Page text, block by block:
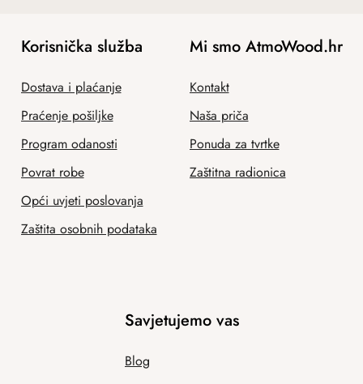
Korisnička služba
Dostava i plaćanje
Praćenje pošiljke
Program odanosti
Povrat robe
Opći uvjeti poslovanja
Zaštita osobnih podataka
Mi smo AtmoWood.hr
Kontakt
Naša priča
Ponuda za tvrtke
Zaštitna radionica
Savjetujemo vas
Blog